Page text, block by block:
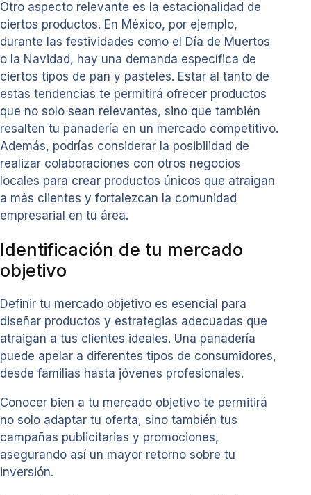
Otro aspecto relevante es la estacionalidad de
ciertos productos. En México, por ejemplo,
durante las festividades como el Día de Muertos
o la Navidad, hay una demanda específica de
ciertos tipos de pan y pasteles. Estar al tanto de
estas tendencias te permitirá ofrecer productos
que no solo sean relevantes, sino que también
resalten tu panadería en un mercado competitivo.
Además, podrías considerar la posibilidad de
realizar colaboraciones con otros negocios
locales para crear productos únicos que atraigan
a más clientes y fortalezcan la comunidad
empresarial en tu área.
Identificación de tu mercado
objetivo
Definir tu mercado objetivo es esencial para
diseñar productos y estrategias adecuadas que
atraigan a tus clientes ideales. Una panadería
puede apelar a diferentes tipos de consumidores,
desde familias hasta jóvenes profesionales.
Conocer bien a tu mercado objetivo te permitirá
no solo adaptar tu oferta, sino también tus
campañas publicitarias y promociones,
asegurando así un mayor retorno sobre tu
inversión.